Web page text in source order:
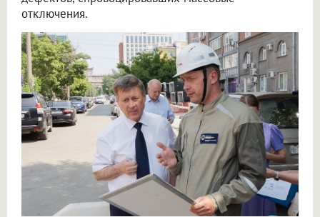
отключения.